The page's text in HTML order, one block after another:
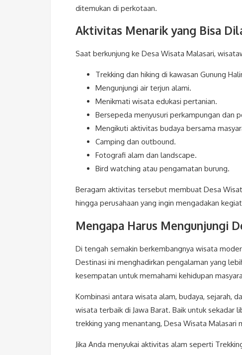
ditemukan di perkotaan.
Aktivitas Menarik yang Bisa
Saat berkunjung ke Desa Wisata Malasari,
Trekking dan hiking di kawasan Gunung
Mengunjungi air terjun alami.
Menikmati wisata edukasi pertanian.
Bersepeda menyusuri perkampungan dan
Mengikuti aktivitas budaya bersama
Camping dan outbound.
Fotografi alam dan landscape.
Bird watching atau pengamatan burung.
Beragam aktivitas tersebut membuat Desa
hingga perusahaan yang ingin mengadakan
Mengapa Harus Mengunjungi
Di tengah semakin berkembangnya wisata
Destinasi ini menghadirkan pengalaman yang
kesempatan untuk memahami kehidupan
Kombinasi antara wisata alam, budaya, sejarah,
wisata terbaik di Jawa Barat. Baik untuk sekadar
trekking yang menantang, Desa Wisata Malasari
Jika Anda menyukai aktivitas alam seperti